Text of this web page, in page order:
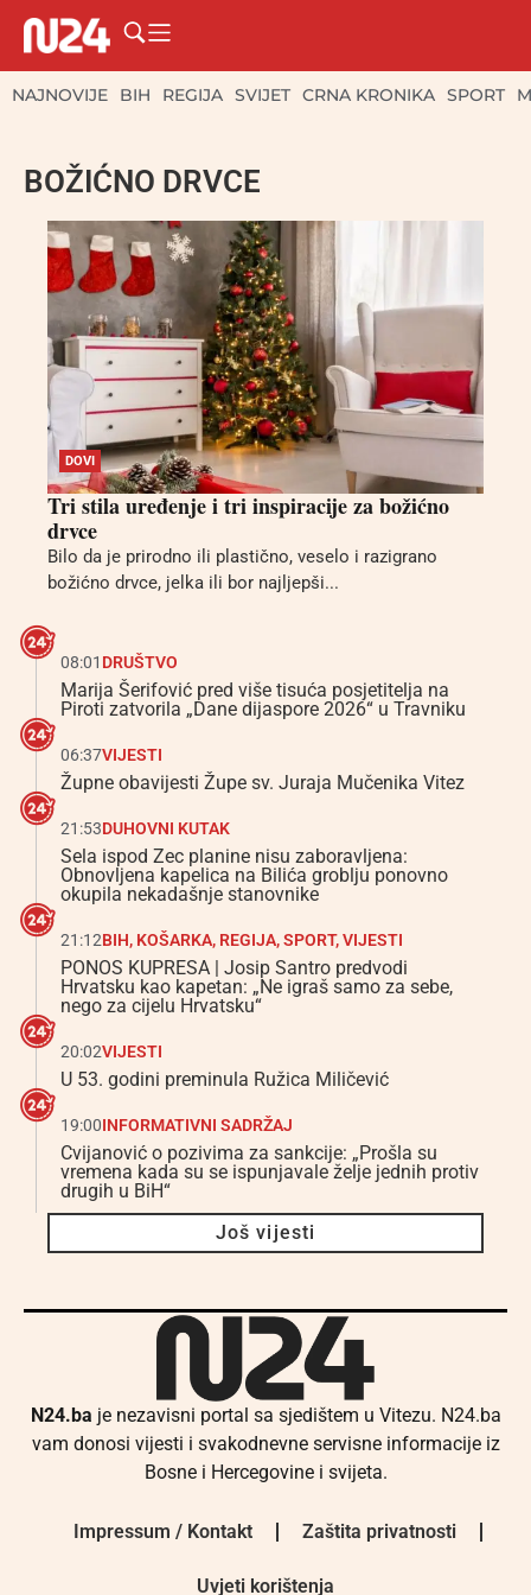
NAJNOVIJE BIH REGIJA SVIJET CRNA KRONIKA SPORT
BOŽIĆNO DRVCE
DOVI
Tri stila uređenje i tri inspiracije za božićno
drvce
Bilo da je prirodno ili plastično, veselo i razigrano
božićno drvce, jelka ili bor najljepši...
08:01 DRUŠTVO
Marija Šerifović pred više tisuća posjetitelja na
Piroti zatvorila „Dane dijaspore 2026“ u Travniku
06:37VIJESTI
Župne obavijesti Župe sv. Juraja Mučenika Vitez
21:53DUHOVNI KUTAK
Sela ispod Zec planine nisu zaboravljena:
Obnovljena kapelica na Bilića groblju ponovno
okupila nekadašnje stanovnike
21:12BIH, KOŠARKA, REGIJA,SPORT,VIJESTI
PONOS KUPRESA | Josip Santro predvodi
Hrvatsku kao kapetan: „Ne igraš samo za sebe,
nego za cijelu Hrvatsku“
20:02VIJESTI
U 53. godini preminula Ružica Miličević
19:00INFORMATIVNI SADRŽAJ
Cvijanović o pozivima za sankcije: „Prošla su
vremena kada su se ispunjavale želje jednih protiv
drugih u BiH“
Još vijesti
N24.ba je nezavisni portal sa sjedištem u Vitezu. N24.ba
vam donosi vijesti i svakodnevne servisne informacije iz
Bosne i Hercegovine i svijeta.
Impressum / Kontakt Zaštita privatnosti
Uvjeti korištenja